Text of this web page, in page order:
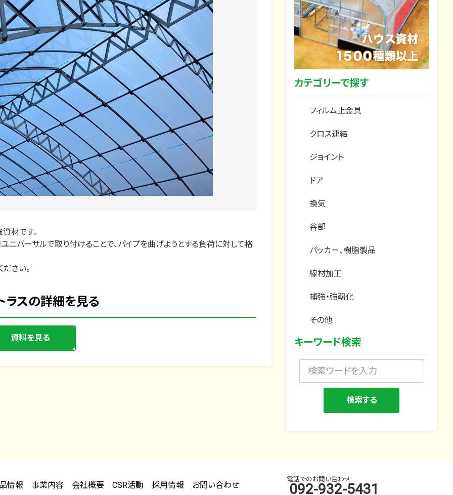
材です。
バーサルで取り付けることで、パイプを曲げようとする負荷に対して格
さい。
ラスの詳細を見る
資料を見る
カテゴリーで探す
フィルム止金具
クロス連結
ジョイント
ドア
換気
谷部
パッカー、樹脂製品
線材加工
補強・強靭化
その他
キーワード検索
情報 事業内容 会社概要 CSR活動 採用情報 お問い合わせ
電話でのお問い合わせ
092-932-5431